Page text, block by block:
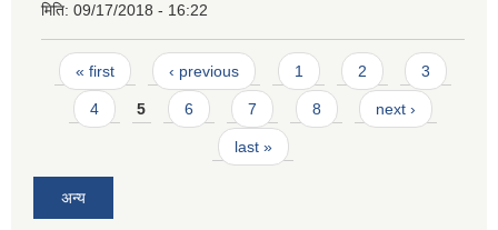
मिति: 09/17/2018 - 16:22
Pages
« first ‹ previous 1 2 3
4 5 6 7 8 next ›
last »
अन्य